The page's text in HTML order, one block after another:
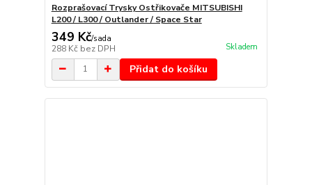
Rozprašovací Trysky Ostřikovače MITSUBISHI
L200 / L300 / Outlander / Space Star
349 Kč/sada
288 Kč bez DPH Skladem
Přidat do košíku